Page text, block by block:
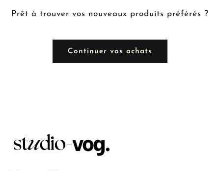
Prêt à trouver vos nouveaux produits préférés ?
Continuer vos achats